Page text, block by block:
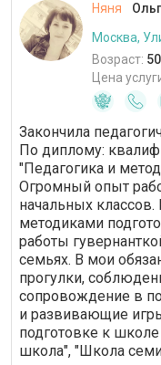
Няня
Москва,
Возраст:
Цена
Закончила
По диплому:
"Педагогика и
Огромный опыт
начальных
методиками
работы
семьях. В мои
прогулки,
сопровождение в
и развивающие
подготовке к
школа", "Школа